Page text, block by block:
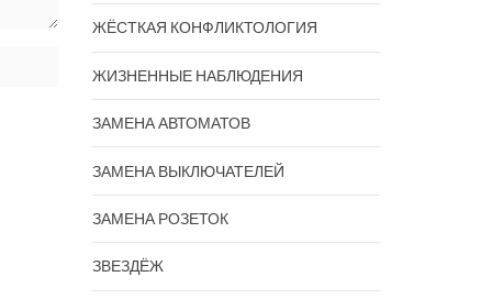
ЖЁСТКАЯ КОНФЛИКТОЛОГИЯ
ЖИЗНЕННЫЕ НАБЛЮДЕНИЯ
ЗАМЕНА АВТОМАТОВ
ЗАМЕНА ВЫКЛЮЧАТЕЛЕЙ
ЗАМЕНА РОЗЕТОК
ЗВЕЗДЁЖ